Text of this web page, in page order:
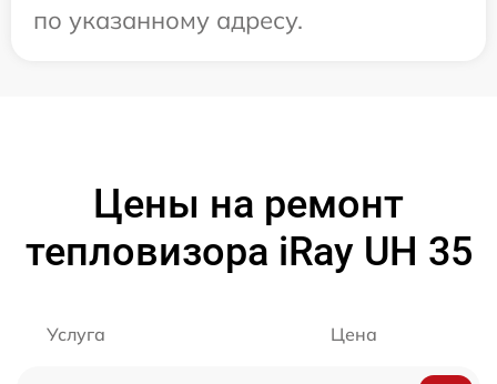
по указанному адресу.
Цены на ремонт
тепловизора iRay UH 35
Услуга Цена